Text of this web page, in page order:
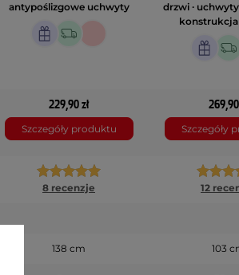
antypoślizgowe uchwyty
drzwi ∙ uchwyty
229,90 zł
Szczegóły produktu Szczegóły
8 recenzje 12
138 cm 103